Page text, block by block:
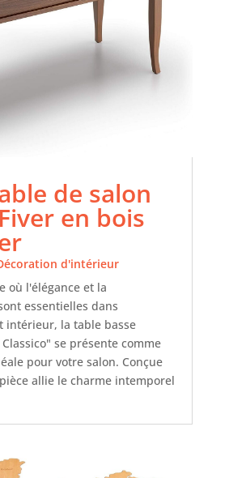
de salon
en bois
d'intérieur
où l'élégance et la
essentielles dans
intérieur, la table basse
Classico" se présente comme
pour votre salon. Conçue
allie le charme intemporel